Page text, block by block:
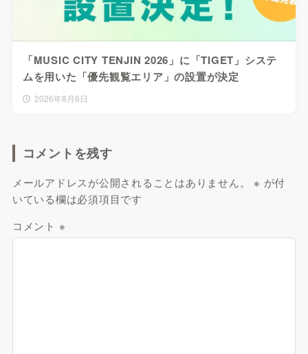
「MUSIC CITY TENJIN 2026」に「TIGET」システ
ムを用いた「優先観覧エリア」の設置が決定
2026年8月6日
コメントを残す
メールアドレスが公開されることはありません。 ※ が付
いている欄は必須項目です
コメント ※